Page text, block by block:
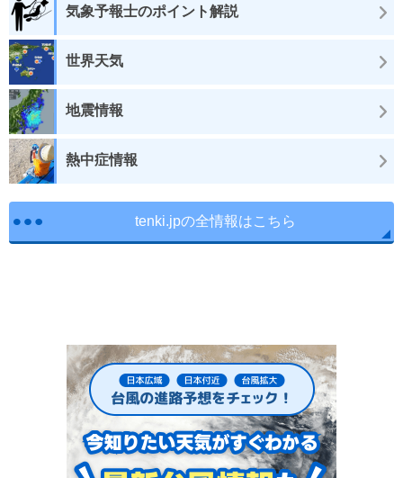
気象予報士のポイント解説
世界天気
地震情報
熱中症情報
tenki.jpの全情報はこちら